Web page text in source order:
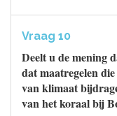
Vraag 10
Deelt u de mening
dat maatregelen
van klimaat
van het koraal bij